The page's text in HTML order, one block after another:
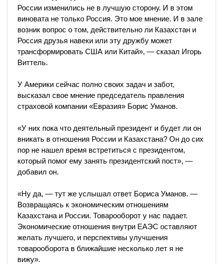
России изменились не в лучшую сторону. И в этом
виновата не только Россия. Это мое мнение. И в зале
возник вопрос о том, действительно ли Казахстан и
Россия друзья навеки или эту дружбу может
трансформировать США или Китай», — сказал Игорь
Виттель.
У Америки сейчас полно своих задач и забот,
высказал свое мнение председатель правления
страховой компании «Евразия» Борис Уманов.
«У них пока что деятельный президент и будет ли он
вникать в отношения России и Казахстана? Он до сих
пор не нашел время встретиться с президентом,
который помог ему занять президентский пост», —
добавил он.
«Ну да, — тут же услышал ответ Бориса Уманов. —
Возвращаясь к экономическим отношениям
Казахстана и России. Товарооборот у нас падает.
Экономические отношения внутри ЕАЭС оставляют
желать лучшего, и перспективы улучшения
товарооборота в ближайшие несколько лет я не
вижу».